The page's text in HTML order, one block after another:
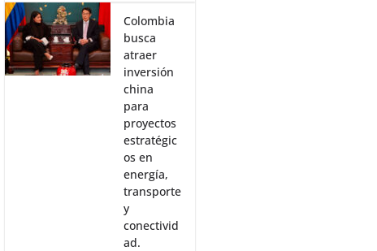
Colombia
busca
atraer
inversión
china
para
proyectos
estratégic
os en
energía,
transporte
y
conectivid
ad.